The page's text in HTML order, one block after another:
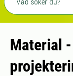
Material